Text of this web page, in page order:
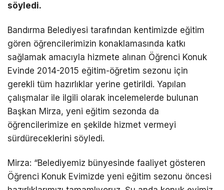
söyledi.
Bandırma Belediyesi tarafından kentimizde eğitim
gören öğrencilerimizin konaklamasında katkı
sağlamak amacıyla hizmete alınan Öğrenci Konuk
Evinde 2014-2015 eğitim-öğretim sezonu için
gerekli tüm hazırlıklar yerine getirildi. Yapılan
çalışmalar ile ilgili olarak incelemelerde bulunan
Başkan Mirza, yeni eğitim sezonda da
öğrencilerimize en şekilde hizmet vermeyi
sürdüreceklerini söyledi.
Mirza: “Belediyemiz bünyesinde faaliyet gösteren
Öğrenci Konuk Evimizde yeni eğitim sezonu öncesi